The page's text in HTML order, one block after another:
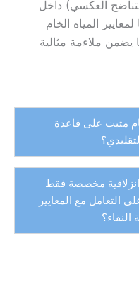
العكسي) داخل
المياه الخام
يضمن ملاءمة مثالية
مثبت على قاعدة
مخصصة فقط
التعامل مع المعايير
النقاء؟